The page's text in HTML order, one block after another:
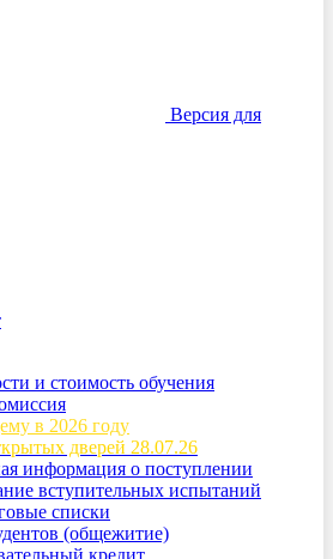
Версия для
и стоимость обучения
в 2026 году
дверей 28.07.26
информация о поступлении
вступительных испытаний
списки
(общежитие)
кредит